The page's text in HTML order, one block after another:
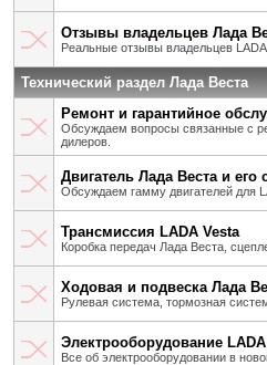
Отзывы владельцев Лада
Реальные отзывы владельцев LADA
Технический раздел Лада Веста
Ремонт и гарантийное
Обсуждаем вопросы связанные с
дилеров.
Двигатель Лада Веста и его
Обсуждаем гамму двигателей для
Трансмиссия LADA Vesta
Коробка передач Лада Веста,
Ходовая и подвеска Лада
Рулевая система, тормозная
Электрооборудование
Все об электрооборудовании в